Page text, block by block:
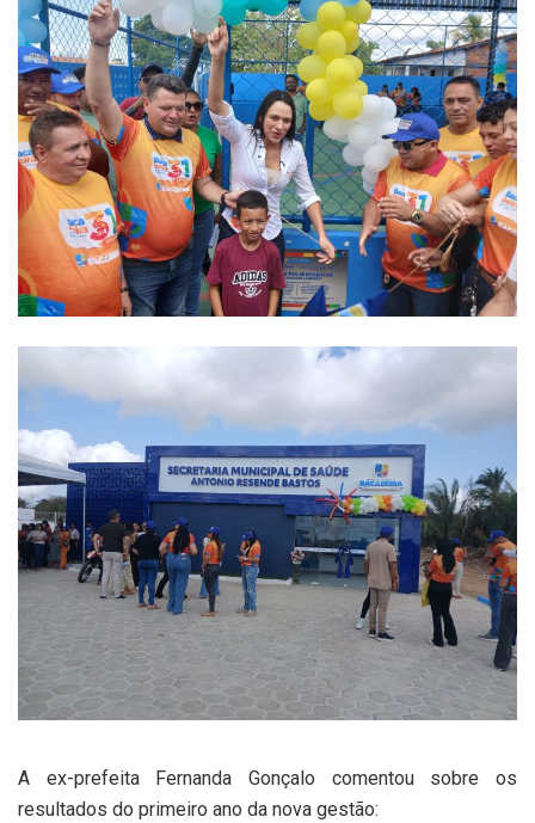
A ex-prefeita Fernanda Gonçalo comentou sobre os
resultados do primeiro ano da nova gestão: